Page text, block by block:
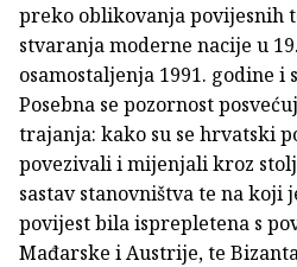
preko oblikovanja povijesnih
stvaranja moderne nacije u
osamostaljenja 1991. godine
Posebna se pozornost
trajanja: kako su se hrvatski
povezivali i mijenjali kroz
sastav stanovništva te na koji
povijest bila isprepletena s
Mađarske i Austrije, te